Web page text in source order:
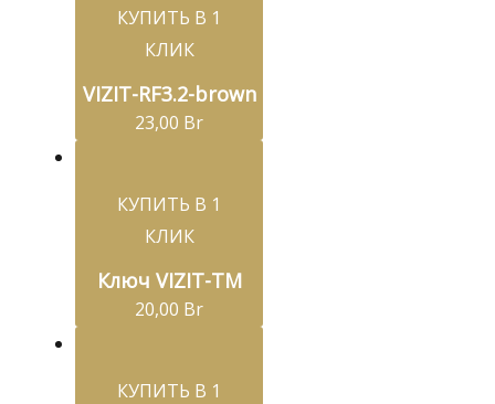
КУПИТЬ В 1
КЛИК
VIZIT-RF3.2-brown
23,00 Br
КУПИТЬ В 1
КЛИК
Ключ VIZIT-ТМ
20,00 Br
КУПИТЬ В 1